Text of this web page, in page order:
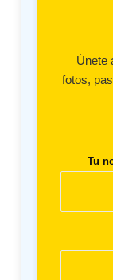
Únete
fotos,
Tu